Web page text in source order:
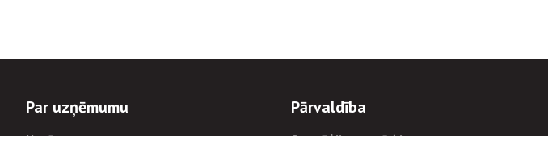
Par uzņēmumu
Uzņēmums
Pārvaldība
Stratēģija un mērķi